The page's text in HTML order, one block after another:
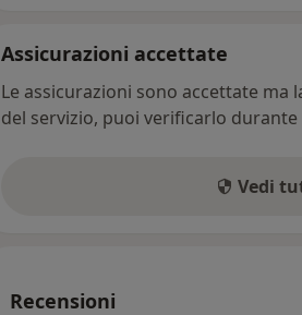
Assicurazioni accettate
Le assicurazioni sono accettate ma
del servizio, puoi verificarlo
Vedi
Recensioni